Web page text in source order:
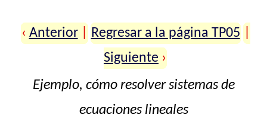
‹ Anterior Regresar a la página TP05
Siguiente ›
Ejemplo, cómo resolver sistemas de
ecuaciones lineales